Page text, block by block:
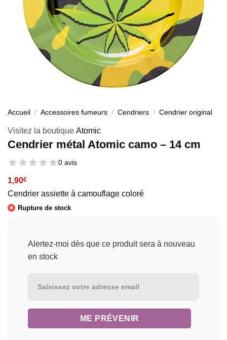
Accueil / Accessoires fumeurs / Cendriers / Cendrier original
Visitez la boutique Atomic
Cendrier métal Atomic camo – 14 cm
0 avis
1,90€
Cendrier assiette à camouflage coloré
Rupture de stock
Alertez-moi dès que ce produit sera à nouveau
en stock